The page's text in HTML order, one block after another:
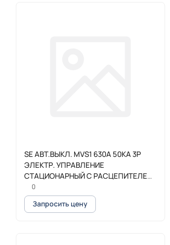
SE АВТ.ВЫКЛ. MVS1 630A 50KA 3P
ЭЛЕКТР. УПРАВЛЕНИЕ
СТАЦИОНАРНЫЙ С РАСЦЕПИТЕЛЕМ
ETA6G
0
Запросить цену